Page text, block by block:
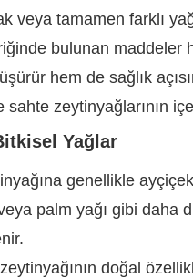
veya tamamen farklı
bulunan maddeler
hem de sağlık
sahte zeytinyağlarının
Yağlar
genellikle ayçiçek
palm yağı gibi daha
doğal